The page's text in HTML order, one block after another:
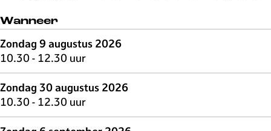
Wanneer
Zondag 9 augustus 2026
10.30 - 12.30 uur
Zondag 30 augustus 2026
10.30 - 12.30 uur